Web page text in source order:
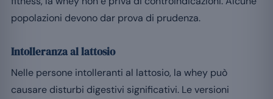
popolazioni devono dar prova di prudenza.
Intolleranza al lattosio
Nelle persone intolleranti al lattosio, la whey può
causare disturbi digestivi significativi. Le versioni